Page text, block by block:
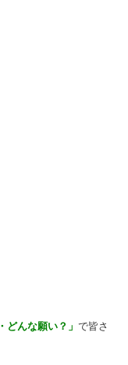
どんな願い？」 で皆さ